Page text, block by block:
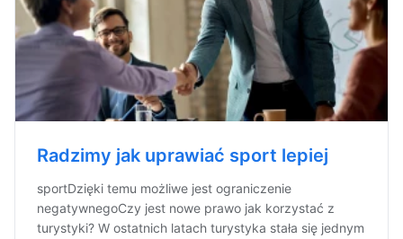
Radzimy jak uprawiać sport lepiej
sportDzięki temu możliwe jest ograniczenie
negatywnegoCzy jest nowe prawo jak korzystać z
turystyki? W ostatnich latach turystyka stała się jednym